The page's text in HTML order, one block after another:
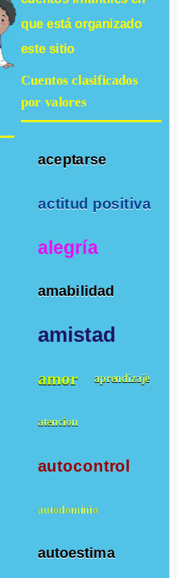
que está organizado
este sitio
Cuentos clasificados
por valores
aceptarse
actitud positiva
alegría
amabilidad
amistad
amor aprendizaje
atencion
autocontrol
autodominio
autoestima